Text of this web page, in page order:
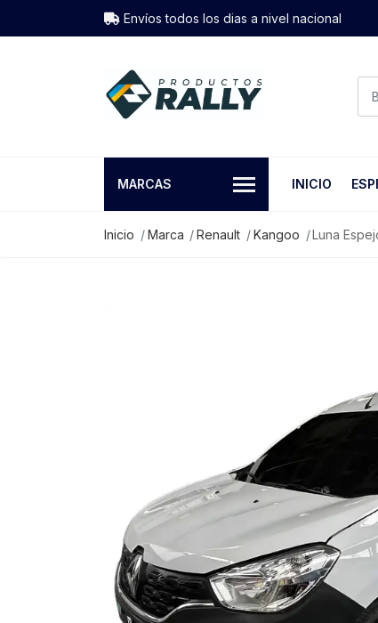
Envíos todos los dias a nivel nacional
MARCAS INICIO
Inicio Marca Renault Kangoo Luna